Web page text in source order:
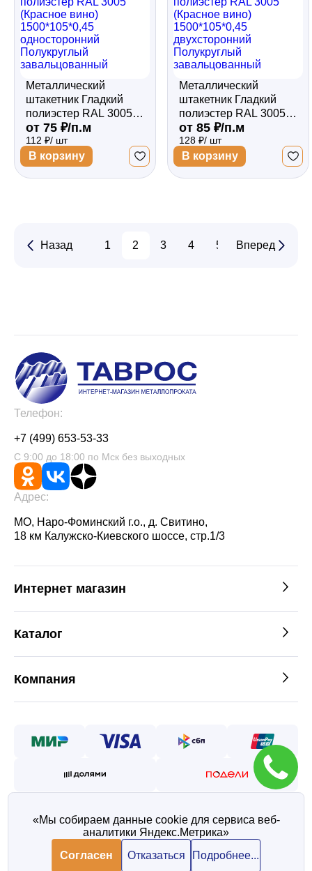
Металлический
штакетник Гладкий
полиэстер RAL 3005
(Красное вино)
1500*105*0,45
односторонний
Полукруглый
от 75 ₽/п.м
112 ₽/ шт
В корзину
Металлический
штакетник Гладкий
полиэстер RAL 3005
(Красное вино)
1500*105*0,45
двухсторонний
Полукруглый
от 85 ₽/п.м
128 ₽/ шт
В корзину
Назад 1 2 3 4 5 Вперед
Телефон:
+7 (499) 653-53-33
С 9:00 до 18:00 по Мск без выходных
Адрес:
МО, Наро-Фоминский г.о., д. Свитино,
18 км Калужско-Киевского шоссе, стр.1/3
Интернет магазин
Каталог
Компания
©2026 — Таврос интернет
магазин металлопроката
Политика конфиденциальности
«Мы собираем данные cookie для сервиса веб-
аналитики Яндекс.Метрика»
Согласен
Отказаться Подробнее...